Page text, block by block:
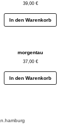
39,00 €
In den Warenkorb
morgentau
37,00 €
In den Warenkorb